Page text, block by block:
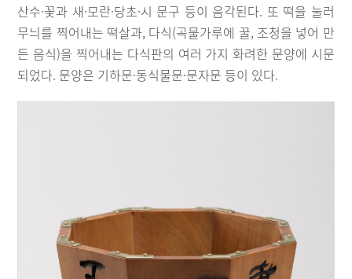
산수·꽃과 새·모란·당초·시 문구 등이 음각된다. 또 떡을 눌러
무늬를 찍어내는 떡살과, 다식(곡물가루에 꿀, 조청을 넣어 만
든 음식)을 찍어내는 다식판의 여러 가지 화려한 문양에 시문
되었다. 문양은 기하문·동식물문·문자문 등이 있다.